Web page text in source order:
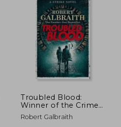
Troubled Blood:
Winner of the Crime
and Thriller British
Book of the Year
Robert Galbraith